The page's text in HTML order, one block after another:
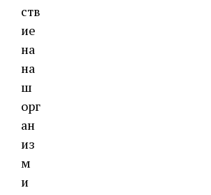
ств
ие
на
на
ш
орг
ан
из
м
и